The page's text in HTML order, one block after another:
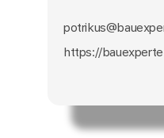
https://